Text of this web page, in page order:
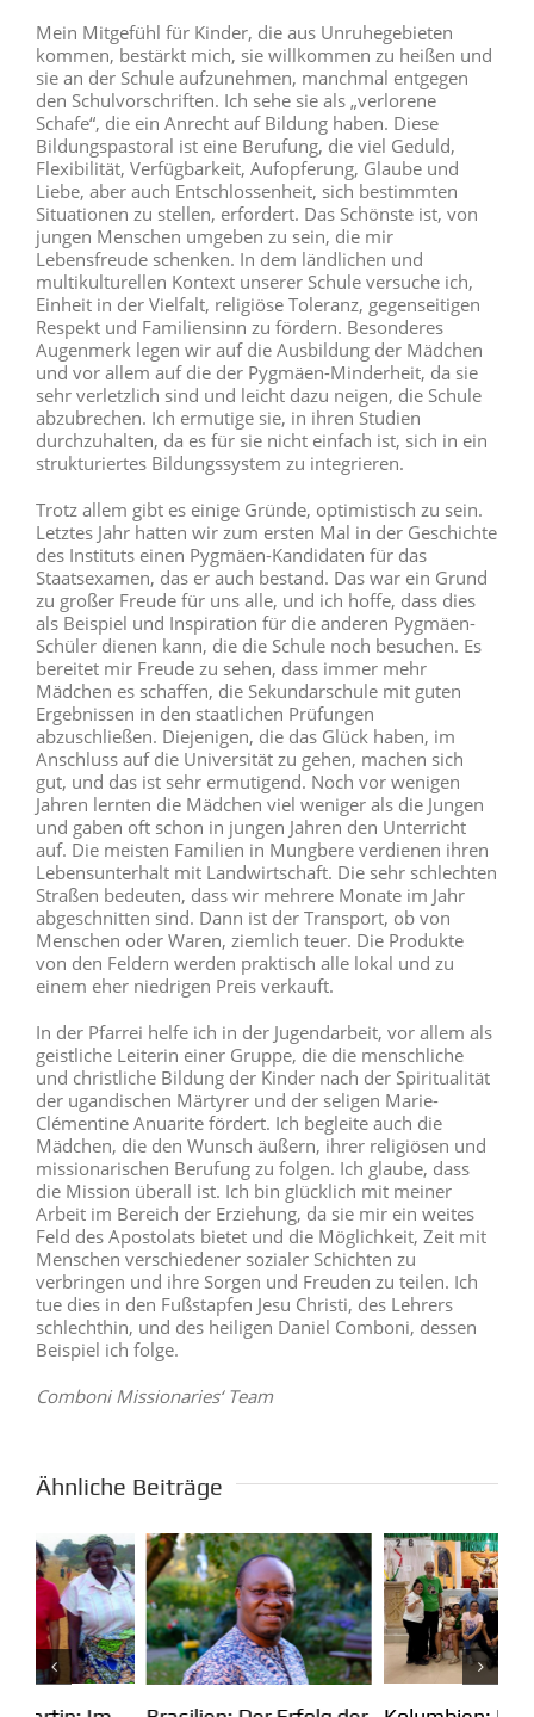
Mein Mitgefühl für Kinder, die aus Unruhegebieten
kommen, bestärkt mich, sie willkommen zu heißen und
sie an der Schule aufzunehmen, manchmal entgegen
den Schulvorschriften. Ich sehe sie als „verlorene
Schafe“, die ein Anrecht auf Bildung haben. Diese
Bildungspastoral ist eine Berufung, die viel Geduld,
Flexibilität, Verfügbarkeit, Aufopferung, Glaube und
Liebe, aber auch Entschlossenheit, sich bestimmten
Situationen zu stellen, erfordert. Das Schönste ist, von
jungen Menschen umgeben zu sein, die mir
Lebensfreude schenken. In dem ländlichen und
multikulturellen Kontext unserer Schule versuche ich,
Einheit in der Vielfalt, religiöse Toleranz, gegenseitigen
Respekt und Familiensinn zu fördern. Besonderes
Augenmerk legen wir auf die Ausbildung der Mädchen
und vor allem auf die der Pygmäen-Minderheit, da sie
sehr verletzlich sind und leicht dazu neigen, die Schule
abzubrechen. Ich ermutige sie, in ihren Studien
durchzuhalten, da es für sie nicht einfach ist, sich in ein
strukturiertes Bildungssystem zu integrieren.
Trotz allem gibt es einige Gründe, optimistisch zu sein.
Letztes Jahr hatten wir zum ersten Mal in der Geschichte
des Instituts einen Pygmäen-Kandidaten für das
Staatsexamen, das er auch bestand. Das war ein Grund
zu großer Freude für uns alle, und ich hoffe, dass dies
als Beispiel und Inspiration für die anderen Pygmäen-
Schüler dienen kann, die die Schule noch besuchen. Es
bereitet mir Freude zu sehen, dass immer mehr
Mädchen es schaffen, die Sekundarschule mit guten
Ergebnissen in den staatlichen Prüfungen
abzuschließen. Diejenigen, die das Glück haben, im
Anschluss auf die Universität zu gehen, machen sich
gut, und das ist sehr ermutigend. Noch vor wenigen
Jahren lernten die Mädchen viel weniger als die Jungen
und gaben oft schon in jungen Jahren den Unterricht
auf. Die meisten Familien in Mungbere verdienen ihren
Lebensunterhalt mit Landwirtschaft. Die sehr schlechten
Straßen bedeuten, dass wir mehrere Monate im Jahr
abgeschnitten sind. Dann ist der Transport, ob von
Menschen oder Waren, ziemlich teuer. Die Produkte
von den Feldern werden praktisch alle lokal und zu
einem eher niedrigen Preis verkauft.
In der Pfarrei helfe ich in der Jugendarbeit, vor allem als
geistliche Leiterin einer Gruppe, die die menschliche
und christliche Bildung der Kinder nach der Spiritualität
der ugandischen Märtyrer und der seligen Marie-
Clémentine Anuarite fördert. Ich begleite auch die
Mädchen, die den Wunsch äußern, ihrer religiösen und
missionarischen Berufung zu folgen. Ich glaube, dass
die Mission überall ist. Ich bin glücklich mit meiner
Arbeit im Bereich der Erziehung, da sie mir ein weites
Feld des Apostolats bietet und die Möglichkeit, Zeit mit
Menschen verschiedener sozialer Schichten zu
verbringen und ihre Sorgen und Freuden zu teilen. Ich
tue dies in den Fußstapfen Jesu Christi, des Lehrers
schlechthin, und des heiligen Daniel Comboni, dessen
Beispiel ich folge.
Comboni Missionaries‘ Team
Ähnliche Beiträge